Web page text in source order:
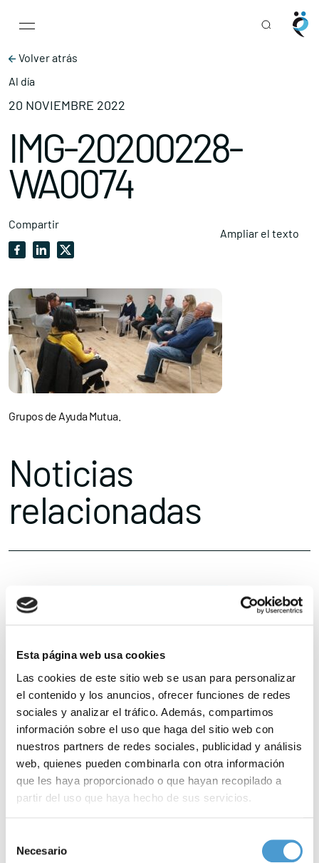
Esta página web usa cookies
Las cookies de este sitio web se usan para personalizar
el contenido y los anuncios, ofrecer funciones de redes
sociales y analizar el tráfico. Además, compartimos
información sobre el uso que haga del sitio web con
nuestros partners de redes sociales, publicidad y análisis
web, quienes pueden combinarla con otra información
que les haya proporcionado o que hayan recopilado a
partir del uso que haya hecho de sus servicios.
de cookies
Necesario
Main Navigation
Volver atrás
Al día
20 NOVIEMBRE 2022
IMG-20200228-
WA0074
Compartir
Ampliar el texto
Grupos de Ayuda Mutua.
Noticias
relacionadas